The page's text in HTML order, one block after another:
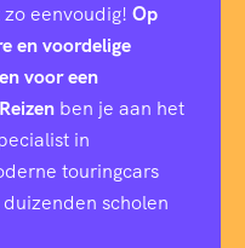
eenvoudig! Op
en voordelige
voor een
ben je aan het
in
touringcars
scholen
6
0
4